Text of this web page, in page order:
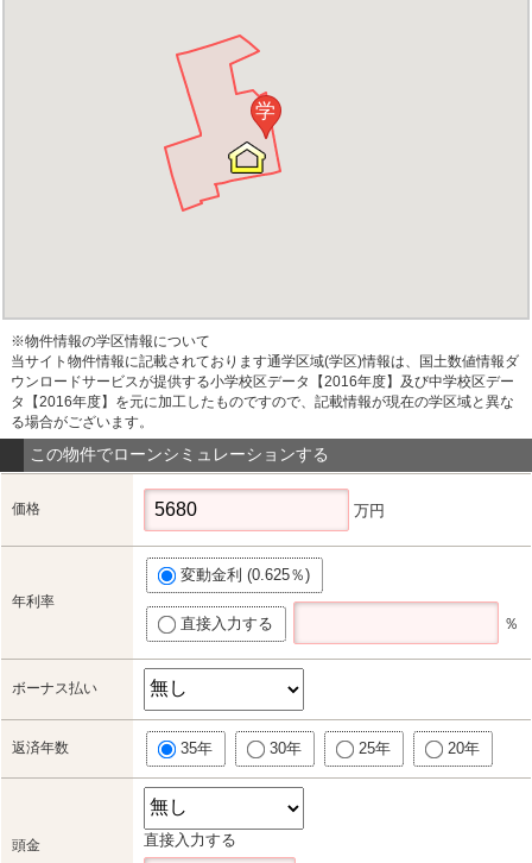
学
※物件情報の学区情報について
当サイト物件情報に記載されております通学区域(学区)情報は、国土数値情報ダ
ウンロードサービスが提供する小学校区データ【2016年度】及び中学校区デー
タ【2016年度】を元に加工したものですので、記載情報が現在の学区域と異な
る場合がございます。
この物件でローンシミュレーションする
価格 万円
年利率
変動金利 (0.625％)
直接入力する ％
ボーナス払い
返済年数 35年 30年 25年 20年
頭金 直接入力する